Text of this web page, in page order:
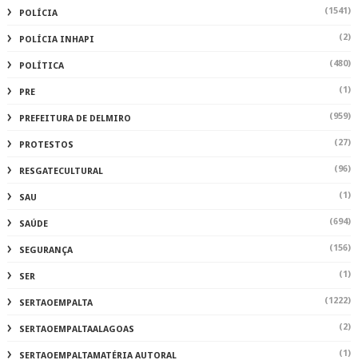
POLÍCIA (1541)
POLÍCIA INHAPI (2)
POLÍTICA (480)
PRE (1)
PREFEITURA DE DELMIRO (959)
PROTESTOS (27)
RESGATECULTURAL (96)
SAU (1)
SAÚDE (694)
SEGURANÇA (156)
SER (1)
SERTAOEMPALTA (1222)
SERTAOEMPALTAALAGOAS (2)
SERTAOEMPALTAMATÉRIA AUTORAL (1)